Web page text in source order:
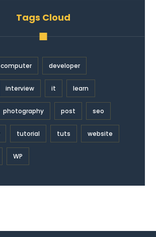
Tags Cloud
computer developer
interview it learn
photography post seo
tutorial tuts website
WP